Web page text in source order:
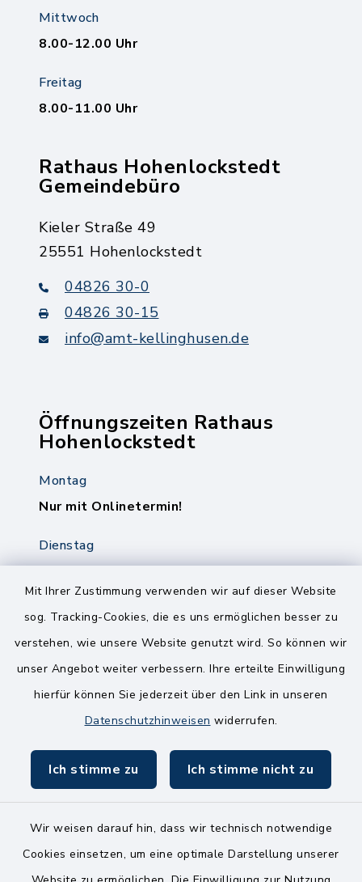
Mit Ihrer Zustimmung verwenden wir auf dieser Website
sog. Tracking-Cookies, die es uns ermöglichen besser zu
verstehen, wie unsere Website genutzt wird. So können wir
unser Angebot weiter verbessern. Ihre erteilte Einwilligung
hierfür können Sie jederzeit über den Link in unseren
Datenschutzhinweisen widerrufen.
Ich stimme zu Ich stimme nicht zu
Wir weisen darauf hin, dass wir technisch notwendige
Cookies einsetzen, um eine optimale Darstellung unserer
Mittwoch
8.00-12.00 Uhr
Freitag
8.00-11.00 Uhr
Rathaus Hohenlockstedt
Gemeindebüro
Kieler Straße 49
25551 Hohenlockstedt
04826 30-0
04826 30-15
info@amt-kellinghusen.de
Öffnungszeiten Rathaus
Hohenlockstedt
Montag
Nur mit Onlinetermin!
Dienstag
8.00-12.00 Uhr
14.00-18.00 Uhr
Freitag
8.00-11.00 Uhr
Kontakt